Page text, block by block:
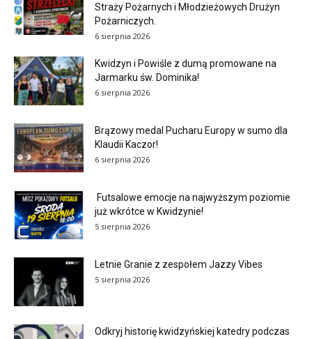
Straży Pożarnych i Młodzieżowych Drużyn
Pożarniczych.
6 sierpnia 2026
Kwidzyn i Powiśle z dumą promowane na
Jarmarku św. Dominika!
6 sierpnia 2026
Brązowy medal Pucharu Europy w sumo dla
Klaudii Kaczor!
6 sierpnia 2026
Futsalowe emocje na najwyższym poziomie
już wkrótce w Kwidzynie!
5 sierpnia 2026
Letnie Granie z zespołem Jazzy Vibes
5 sierpnia 2026
Odkryj historię kwidzyńskiej katedry podczas